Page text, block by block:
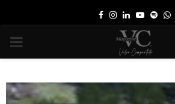
Facebook
Instagram
LinkedinYoutube
PRIMARY